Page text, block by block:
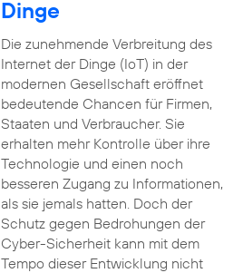
Dinge
Die zunehmende Verbreitung des
Internet der Dinge (IoT) in der
modernen Gesellschaft eröffnet
bedeutende Chancen für Firmen,
Staaten und Verbraucher. Sie
erhalten mehr Kontrolle über ihre
Technologie und einen noch
besseren Zugang zu Informationen,
als sie jemals hatten. Doch der
Schutz gegen Bedrohungen der
Cyber-Sicherheit kann mit dem
Tempo dieser Entwicklung nicht